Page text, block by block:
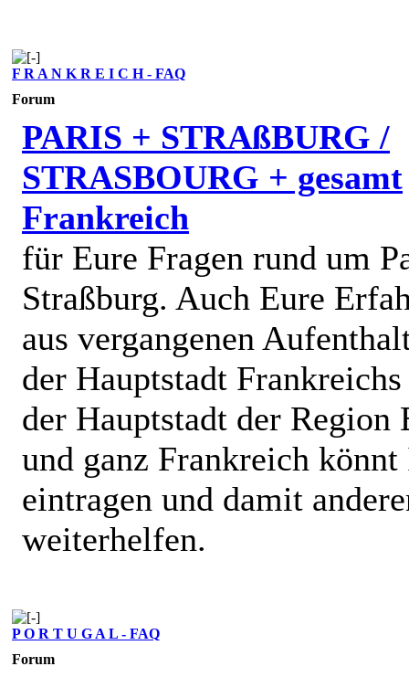
F R A N K R E I C H - FAQ
Forum
PARIS + STRAßBURG /
STRASBOURG + gesamt
Frankreich
für Eure Fragen rund um
Straßburg. Auch Eure
aus vergangenen
der Hauptstadt
der Hauptstadt der Region
und ganz Frankreich
eintragen und damit
weiterhelfen.
P O R T U G A L - FAQ
Forum